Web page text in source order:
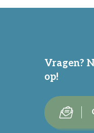
Vragen?
op!